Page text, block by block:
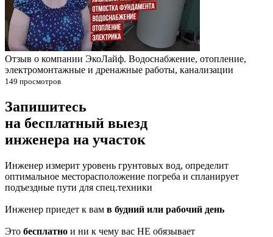
Отзыв о компании ЭкоЛайф. Водоснабжение, отопление,
электромонтажные и дренажные работы, канализации
149 просмотров
Запишитесь
на бесплатный выезд
инженера на участок
Инженер измерит уровень грунтовых вод, определит
оптимальное месторасположение погреба и спланирует
подъездные пути для спец.техники
Инженер приедет к вам в будний или рабочий день
Это бесплатно и ни к чему вас НЕ обязывает